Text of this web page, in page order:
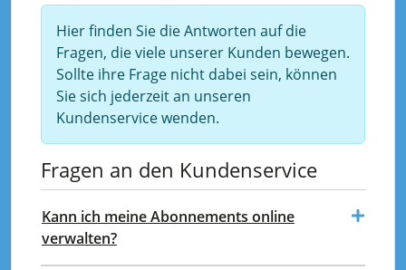
Hier finden Sie die Antworten auf die
Fragen, die viele unserer Kunden bewegen.
Sollte ihre Frage nicht dabei sein, können
Sie sich jederzeit an unseren
Kundenservice wenden.
Fragen an den Kundenservice
Kann ich meine Abonnements online
verwalten?